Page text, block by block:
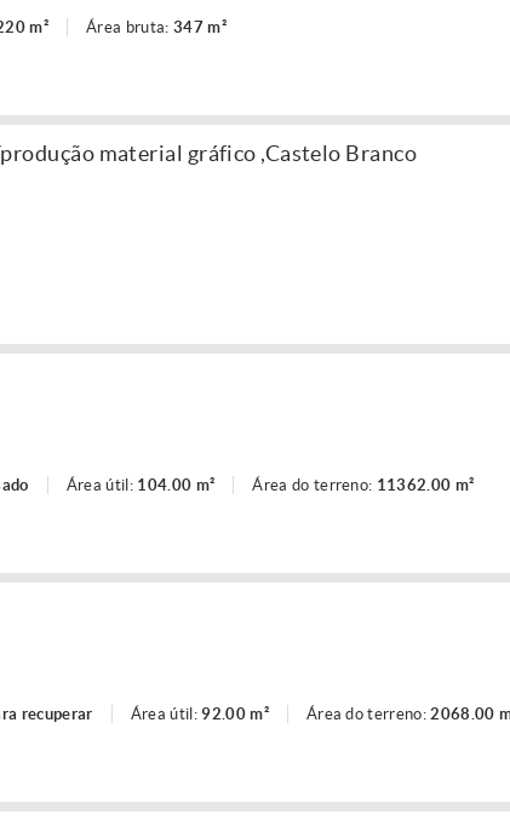
m² Área bruta: 347 m²
material gráfico ,Castelo Branco
Área útil: 104.00 m² Área do terreno: 11362.00 m²
recuperar Área útil: 92.00 m² Área do terreno:2068.00